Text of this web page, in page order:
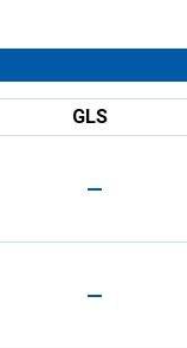
GLS
—
—